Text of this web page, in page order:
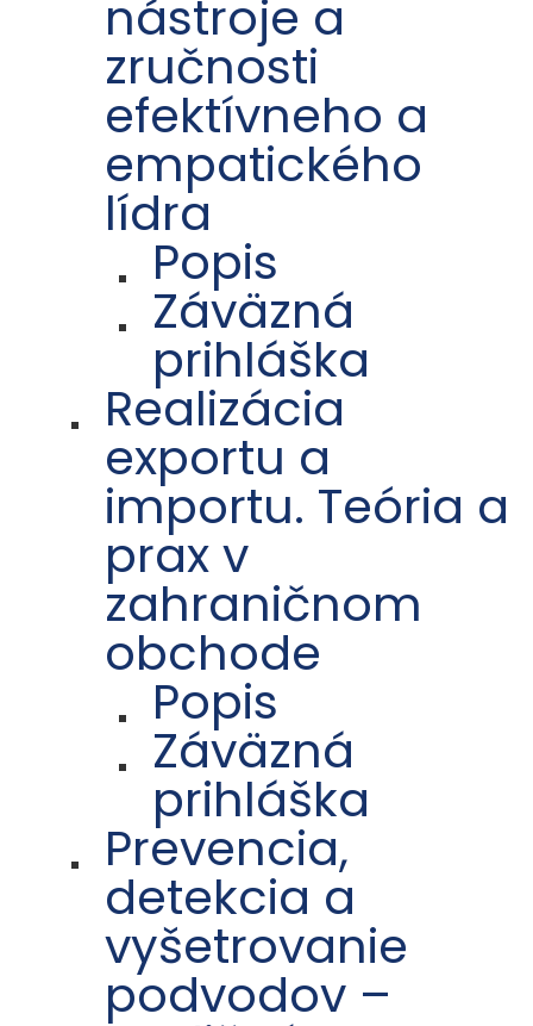
nástroje a
zručnosti
efektívneho a
empatického
lídra
Popis
Záväzná
prihláška
Realizácia
exportu a
importu. Teória a
prax v
zahraničnom
obchode
Popis
Záväzná
prihláška
Prevencia,
detekcia a
vyšetrovanie
podvodov –